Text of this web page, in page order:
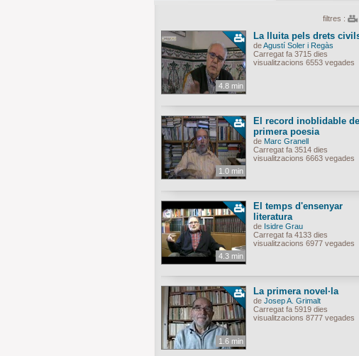
filtres :
4.8 min
La lluita pels drets
deAgustí Soler i Regàs
Carregat fa 3715 dies
visualitzacions 6553 vegades
1.0 min
El record inoblidable
primera poesia
de Marc Granell
Carregat fa 3514 dies
visualitzacions 6663 vegades
4.3 min
El temps d'ensenyar
literatura
de Isidre Grau
Carregat fa 4133 dies
visualitzacions 6977 vegades
1.6 min
La primera novel·la
de Josep A. Grimalt
Carregat fa 5919 dies
visualitzacions 8777 vegades